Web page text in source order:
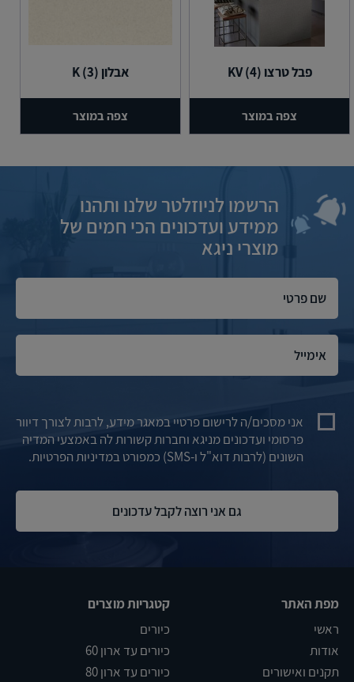
פבל טרצו (4) KV
צפה במוצר
אבלון (3) K
צפה במוצר
הרשמו לניוזלטר שלנו ותהנו
ממידע ועדכונים הכי חמים של
מוצרי ניגא
אני מסכים/ה לרישום פרטיי במאגר מידע, לרבות לצורך דיוור
פרסומי ועדכונים מניגא וחברות קשורות לה באמצעי המדיה
השונים (לרבות דוא"ל ו-SMS) כמפורט במדיניות הפרטיות.
מפת האתר
ראשי
אודות
תקנים ואישורים
קטגריות מוצרים
כיורים
כיורים עד ארון 60
כיורים עד ארון 80